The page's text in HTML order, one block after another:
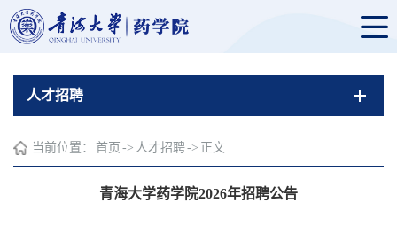
人才招聘
当前位置： 首页 -> 人才招聘-> 正文
青海大学药学院2026年招聘公告